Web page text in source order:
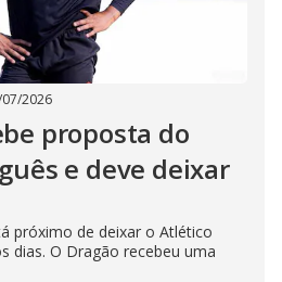
2026
proposta do
e deve deixar
próximo de deixar o Atlético
dias. O Dragão recebeu uma